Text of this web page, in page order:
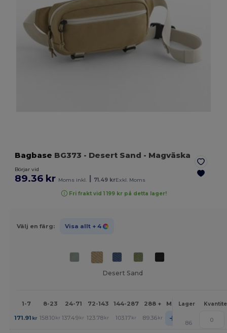
Bagbase BG373 - Desert Sand - Magväska
Börjar vid
89.36 kr Moms inkl. 71.49 krExkl. Moms
Fri frakt vid 1 199 kr på detta lager!
Välj en färg: Visa allt + 4
Desert Sand
1-7 8-23 24-71 72-143 144-287 288 + MerLager
171.91 kr 158.10 kr 137.49 kr 123.78 kr 103.17 kr 89.36 kr + 86